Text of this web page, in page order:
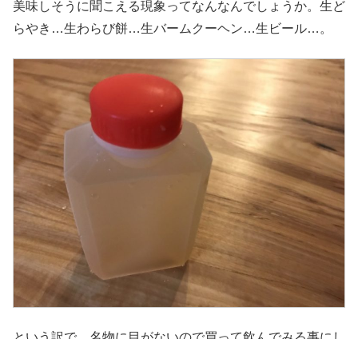
美味しそうに聞こえる現象ってなんなんでしょうか。生ど
らやき…生わらび餅…生バームクーヘン…生ビール…。